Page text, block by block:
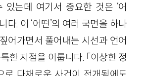
있는데 여기서 중요한 것은 ‘어
다. 이 ‘어떤’의 여러 국면을 하나
어가면서 풀어내는 시선과 언어
한 지점을 이룹니다. 「이상한 정